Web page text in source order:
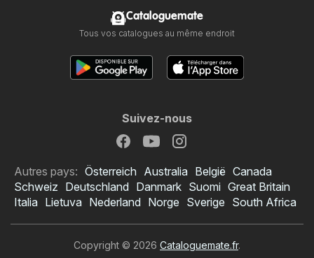
Cataloguemate
Tous vos catalogues au même endroit
Suivez-nous
Autres pays: Österreich Australia België Canada
Schweiz Deutschland Danmark Suomi Great Britain
Italia Lietuva Nederland Norge Sverige South Africa
Copyright © 2026 Cataloguemate.fr.